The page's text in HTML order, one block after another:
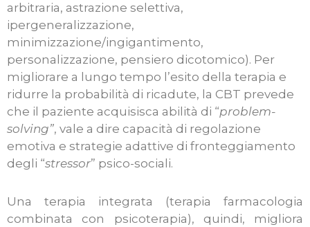
arbitraria, astrazione selettiva,
ipergeneralizzazione,
minimizzazione/ingigantimento,
personalizzazione, pensiero dicotomico). Per
migliorare a lungo tempo l’esito della terapia e
ridurre la probabilità di ricadute, la CBT prevede
che il paziente acquisisca abilità di “problem-
solving”, vale a dire capacità di regolazione
emotiva e strategie adattive di fronteggiamento
degli “stressor” psico-sociali.
Una terapia integrata (terapia farmacologia
combinata con psicoterapia), quindi, migliora